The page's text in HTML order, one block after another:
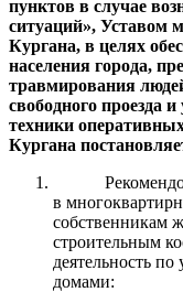
пунктов в случае
ситуаций», Уставом
Кургана, в целях
населения города,
травмирования
свободного проезда
техники
Кургана по
в
строительным
деятельность
домами: